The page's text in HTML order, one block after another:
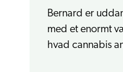
Bernard er
med et enormt
hvad cannabis